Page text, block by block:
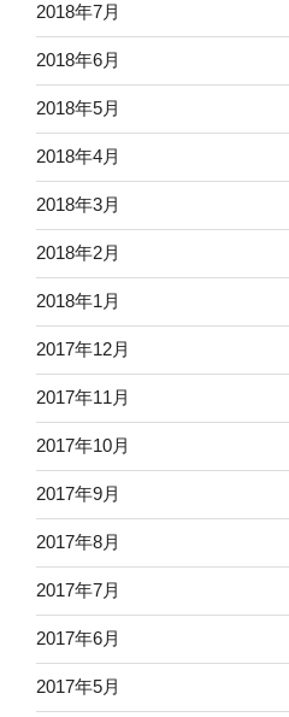
2018年7月
2018年6月
2018年5月
2018年4月
2018年3月
2018年2月
2018年1月
2017年12月
2017年11月
2017年10月
2017年9月
2017年8月
2017年7月
2017年6月
2017年5月